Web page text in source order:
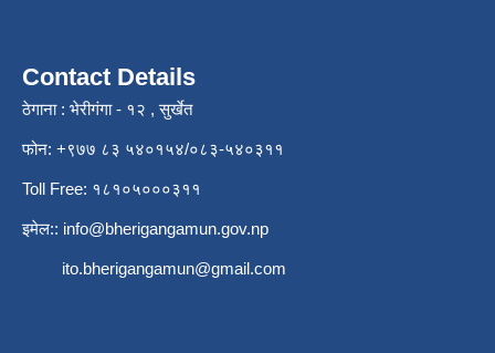
Contact Details
ठेगाना : भेरीगंगा - १२ , सुर्खेत
फोन: +९७७ ८३ ५४०१५४/०८३-५४०३११
Toll Free: १८१०५०००३११
इमेल:: info@bherigangamun.gov.np
ito.bherigangamun@gmail.com